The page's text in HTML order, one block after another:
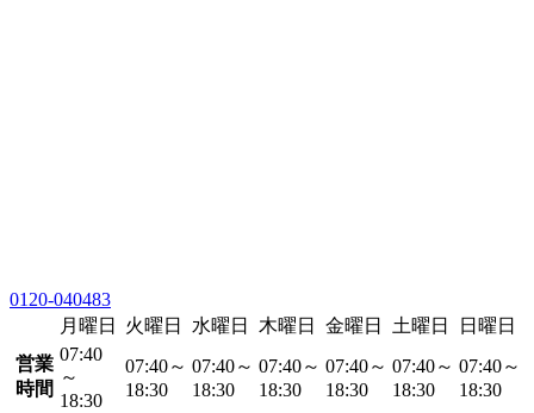
0120-040483
月曜日
火曜日 水曜日 木曜日 金曜日 土曜日
日曜日
営業
時間
07:40
～
18:30
07:40～
18:30
07:40～
18:30
07:40～
18:30
07:40～
18:30
07:40～
18:30
07:40～
18:30